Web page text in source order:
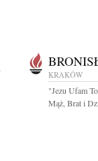
KRAKÓW
"Jezu Ufam
Mąż, Brat i